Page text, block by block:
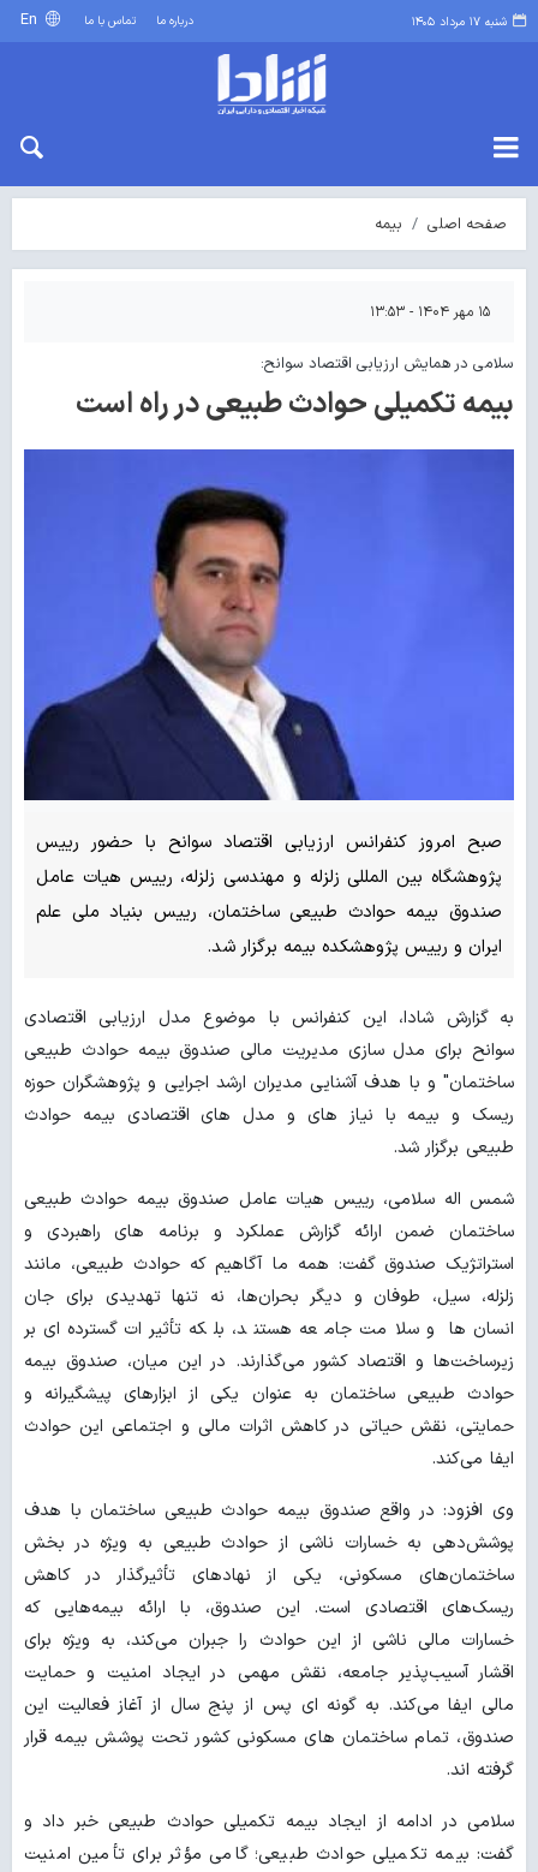
شنبه ۱۷ مرداد ۱۴۰۵ درباره ما تماس با ما
صفحه اصلی بیمه
۱۵ مهر ۱۴۰۴ - ۱۳:۵۳
سلامی در همایش ارزیابی اقتصاد سوانح:
بیمه تکمیلی حوادث طبیعی در راه است
صبح امروز کنفرانس ارزیابی اقتصاد سوانح با حضور رییس
پژوهشگاه بین المللی زلزله و مهندسی زلزله، رییس هیات عامل
صندوق بیمه حوادث طبیعی ساختمان، رییس بنیاد ملی علم
ایران و رییس پژوهشکده بیمه برگزار شد.
به گزارش شادا، این کنفرانس با موضوع مدل ارزیابی اقتصادی
سوانح برای مدل سازی مدیریت مالی صندوق بیمه حوادث طبیعی
ساختمان" و با هدف آشنایی مدیران ارشد اجرایی و پژوهشگران حوزه
ریسک و بیمه با نیاز های و مدل های اقتصادی بیمه حوادث
طبیعی برگزار شد.
شمس اله سلامی، رییس هیات عامل صندوق بیمه حوادث طبیعی
ساختمان ضمن ارائه گزارش عملکرد و برنامه های راهبردی و
استراتژیک صندوق گفت: همه ما آگاهیم که حوادث طبیعی، مانند
زلزله، سیل، طوفان و دیگر بحران‌ها، نه تنها تهدیدی برای جان
انسان‌ها و سلامت جامعه هستند، بلکه تأثیرات گسترده‌ای بر
زیرساخت‌ها و اقتصاد کشور می‌گذارند. در این میان، صندوق بیمه
حوادث طبیعی ساختمان به عنوان یکی از ابزارهای پیشگیرانه و
حمایتی، نقش حیاتی در کاهش اثرات مالی و اجتماعی این حوادث
ایفا می‌کند.
وی افزود: در واقع صندوق بیمه حوادث طبیعی ساختمان با هدف
پوشش‌دهی به خسارات ناشی از حوادث طبیعی به ویژه در بخش
ساختمان‌های مسکونی، یکی از نهادهای تأثیرگذار در کاهش
ریسک‌های اقتصادی است. این صندوق، با ارائه بیمه‌هایی که
خسارات مالی ناشی از این حوادث را جبران می‌کند، به ویژه برای
اقشار آسیب‌پذیر جامعه، نقش مهمی در ایجاد امنیت و حمایت
مالی ایفا می‌کند. به گونه ای پس از پنج سال از آغاز فعالیت این
صندوق، تمام ساختمان های مسکونی کشور تحت پوشش بیمه قرار
گرفته اند.
سلامی در ادامه از ایجاد بیمه تکمیلی حوادث طبیعی خبر داد و
گفت: بیمه تکمیلی حوادث طبیعی؛ گامی مؤثر برای تأمین امنیت